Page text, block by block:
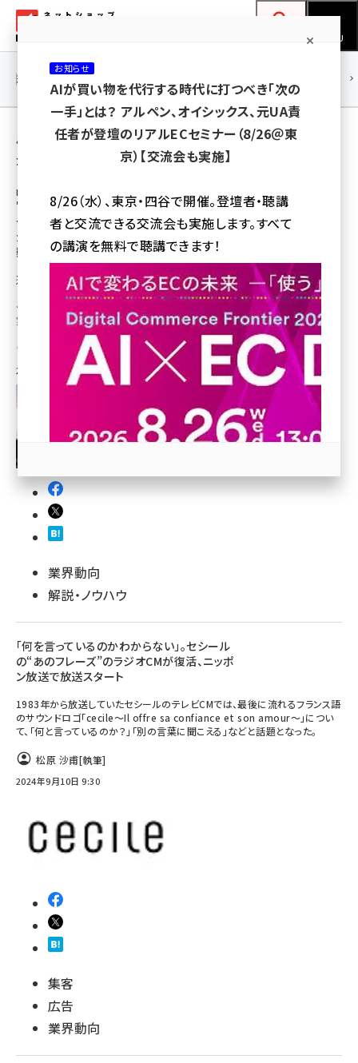
ン
ネットショップ担当者フォーラム
MENU
yahoo (1910)
楽天 (1878)
アスクル (1126)
base (1085)
ビィ・フォアード (786)
revico (746)
連載・特集 |
用語「セシール」 が使われている記事の一覧
全 4 記事中 1 ～ 4 を表示中
EC業界で活躍する人を顕彰！「ネットショップ担当者ア
ワード」
セシールのEC立ち上げなどに携わった大西氏
が語る市況感＋EC人材が成長するための行
動＆組織作りとは？
通販・EC業界の発展に貢献する「人」を顕彰する「ネットショップ担当者アワー
ド」。その選考委員を務める4人の有識者のうち、大西理氏に、昨今のEC市況
や「成長できる人材」について直撃インタビューする＜アワードインタビュー
第3弾＞
松原 沙甫[執筆]
2024年8月8日 7:00
業界動向
解説・ノウハウ
「何を言っているのかわからない」。セシール
の“あのフレーズ”のラジオCMが復活、ニッポ
ン放送で放送スタート
1983年から放送していたセシールのテレビCMでは、最後に流れるフランス語
のサウンドロゴ「cecile～Il offre sa confiance et son amour～」につい
て、「何と言っているのか？」「別の言葉に聞こえる」などと話題となった。
松原 沙甫[執筆]
2024年9月10日 9:30
集客
広告
業界動向
お知らせ
AIが買い物を代行する時代に打つべき「次の
一手」とは？ アルペン、オイシックス、元UA責
任者が登壇のリアルECセミナー（8/26＠東
京）【交流会も実施】
8/26（水）、東京・四谷で開催。登壇者・聴講
者と交流できる交流会も実施します。すべて
の講演を無料で聴講できます！
参加登録はこちら↑